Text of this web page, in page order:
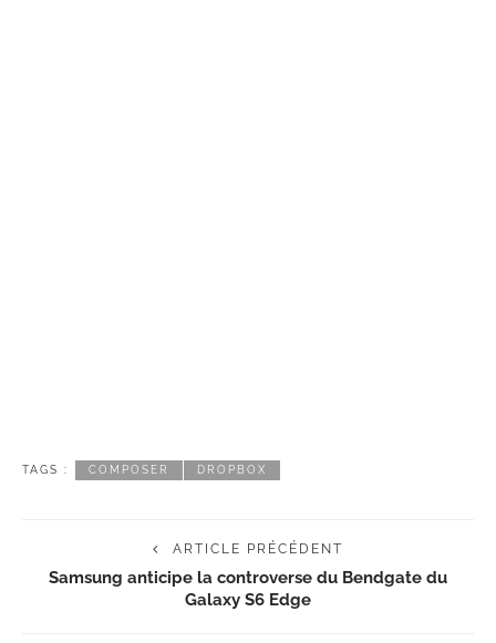
TAGS : COMPOSER DROPBOX
ARTICLE PRÉCÉDENT
Samsung anticipe la controverse du Bendgate du
Galaxy S6 Edge